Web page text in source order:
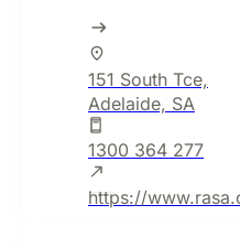
151 South Tce,
Adelaide, SA
1300 364 277
https://